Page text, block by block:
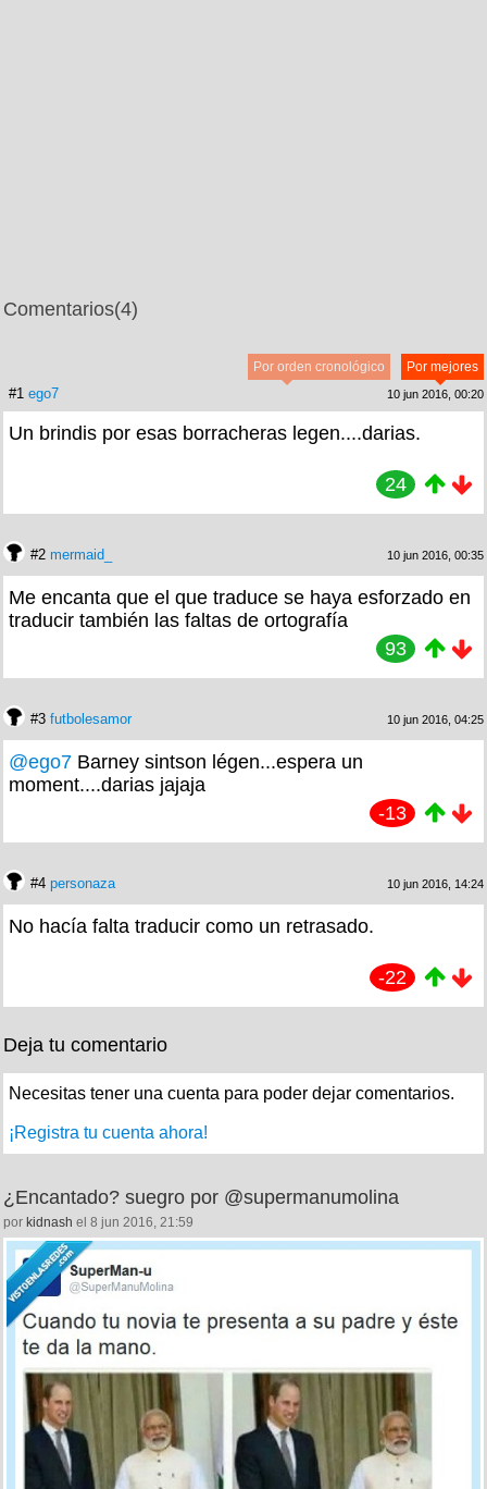
Comentarios(4)
Por mejores
Por orden cronológico
#1 ego7 10 jun 2016, 00:20
Un brindis por esas borracheras legen....darias.
24
#2 mermaid_ 10 jun 2016, 00:35
Me encanta que el que traduce se haya esforzado en
traducir también las faltas de ortografía
93
#3 futbolesamor 10 jun 2016, 04:25
@ego7 Barney sintson légen...espera un
moment....darias jajaja
-13
#4 personaza 10 jun 2016, 14:24
No hacía falta traducir como un retrasado.
-22
Deja tu comentario
Necesitas tener una cuenta para poder dejar comentarios.
¡Registra tu cuenta ahora!
¿Encantado? suegro por @supermanumolina
por kidnash el 8 jun 2016, 21:59